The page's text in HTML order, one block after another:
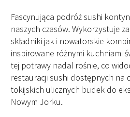
Fascynująca podróż sushi
naszych czasów. Wykorzystuje
składniki jak i nowatorskie
inspirowane różnymi kuchniami
tej potrawy nadal rośnie, co
restauracji sushi dostępnych na
tokijskich ulicznych budek do
Nowym Jorku.